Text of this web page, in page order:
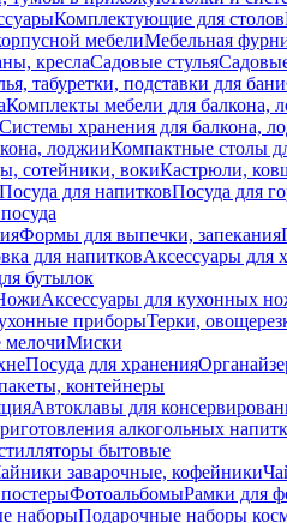
Комплектующие для столов
мебелиМебельная
креслаСадовые стулья
табуретки, подставки для бани
Комплекты мебели для балкона,
Системы хранения для балкона,
лоджииКомпактные столы
сотейники, вокиКастрюли,
Посуда для напитковПосуда для
Формы для выпечки, запекания
для напитковАксессуары для
бутылок
Аксессуары для кухонных
приборыТерки,
Миски
Посуда для хранения
контейнеры
Автоклавы для
алкогольных
бытовые
заварочные, кофейники
ФотоальбомыРамки для
наборыПодарочные наборы